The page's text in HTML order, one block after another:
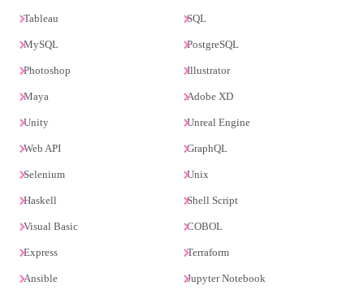
Tableau SQL
MySQL PostgreSQL
Photoshop Illustrator
Maya Adobe XD
Unity Unreal Engine
Web API GraphQL
Selenium Unix
Haskell Shell Script
Visual Basic COBOL
Express Terraform
Ansible Jupyter Notebook